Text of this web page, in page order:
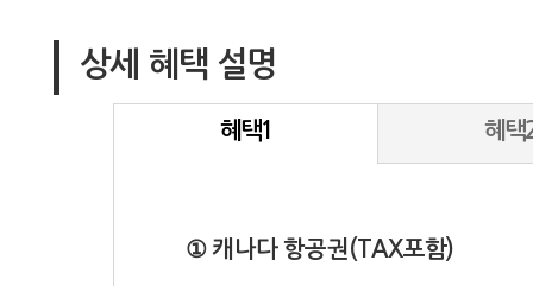
상세 혜택 설명
혜택1 혜택
① 캐나다 항공권(TAX포함)